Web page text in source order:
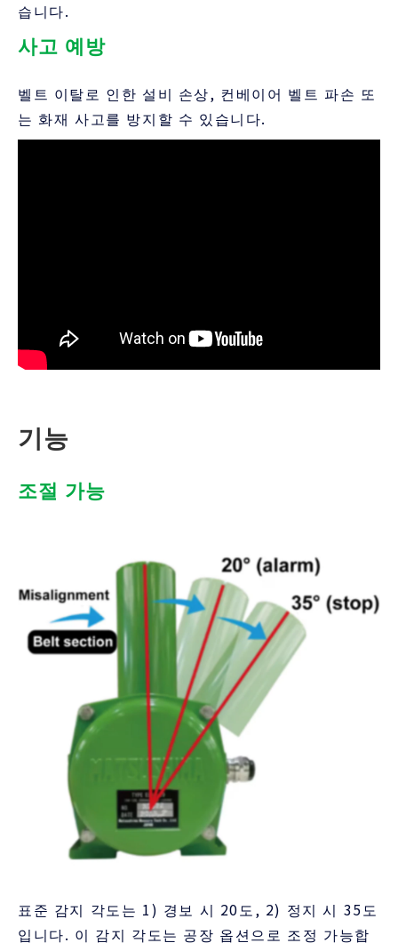
습니다.
사고 예방
벨트 이탈로 인한 설비 손상, 컨베이어 벨트 파손 또
는 화재 사고를 방지할 수 있습니다.
기능
조절 가능
표준 감지 각도는 1) 경보 시 20도, 2) 정지 시 35도
입니다. 이 감지 각도는 공장 옵션으로 조정 가능합